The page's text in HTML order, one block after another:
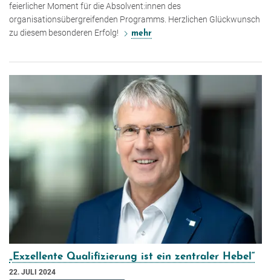
feierlicher Moment für die Absolvent:innen des
organisationsübergreifenden Programms. Herzlichen Glückwunsch
zu diesem besonderen Erfolg!
mehr
„Exzellente Qualifizierung ist ein zentraler Hebel“
22. JULI 2024